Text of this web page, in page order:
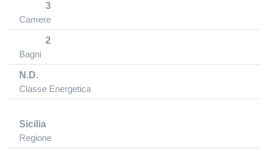
3
Camere
2
Bagni
N.D.
Classe Energetica
Sicilia
Regione